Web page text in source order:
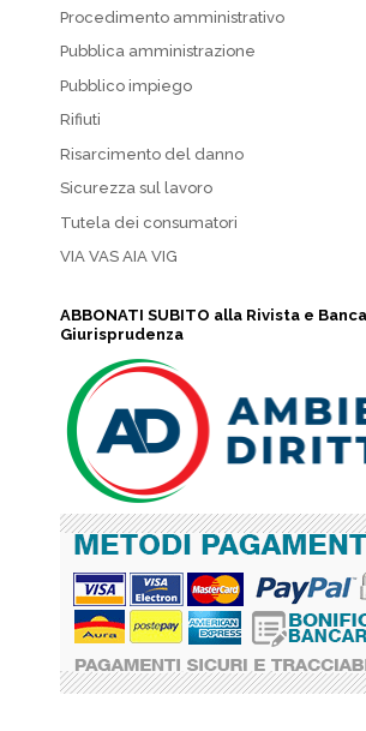
Procedimento amministrativo
Pubblica amministrazione
Pubblico impiego
Rifiuti
Risarcimento del danno
Sicurezza sul lavoro
Tutela dei consumatori
VIA VAS AIA VIG
ABBONATI SUBITO alla Rivista e
Giurisprudenza